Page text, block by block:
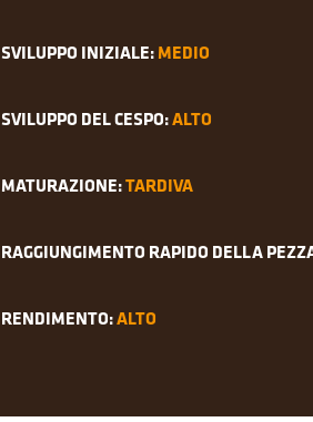
SVILUPPO INIZIALE:MEDIO
SVILUPPO DEL CESPO:ALTO
MATURAZIONE:TARDIVA
RAGGIUNGIMENTO RAPIDO DELLA
RENDIMENTO:ALTO